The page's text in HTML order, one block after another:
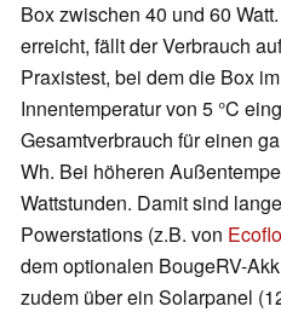
Box zwischen 40 und 60
erreicht, fällt der Verbrauch
Praxistest, bei dem die Box
Innentemperatur von 5 °C
Gesamtverbrauch für einen
Wh. Bei höheren
Wattstunden. Damit sind
Powerstations (z.B. von
dem optionalen BougeRV-
zudem über ein Solarpanel